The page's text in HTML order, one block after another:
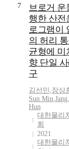
7
브로거 운
행한 산전
로그램이
의 허리
균형에 미
향 단일
구
김선민 ,장상
Sun Min,
Hun
대한물리
회
2021
대한물리